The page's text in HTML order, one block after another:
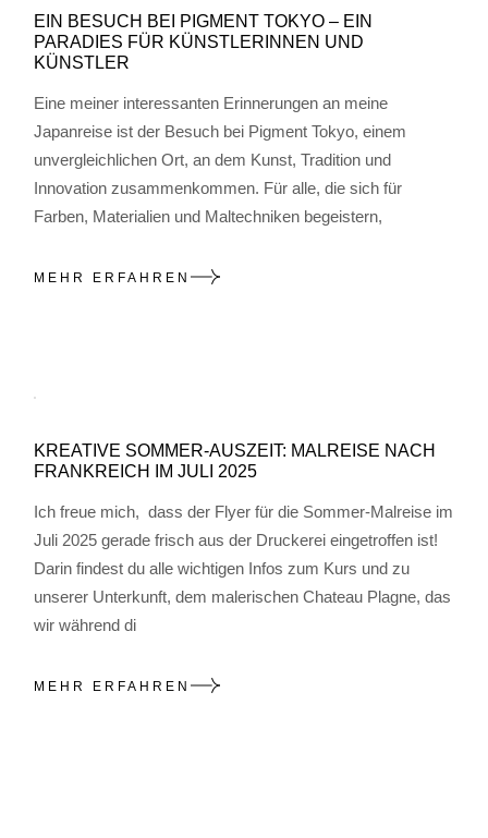
EIN BESUCH BEI PIGMENT TOKYO – EIN
PARADIES FÜR KÜNSTLERINNEN UND
KÜNSTLER
Eine meiner interessanten Erinnerungen an meine
Japanreise ist der Besuch bei Pigment Tokyo, einem
unvergleichlichen Ort, an dem Kunst, Tradition und
Innovation zusammenkommen. Für alle, die sich für
Farben, Materialien und Maltechniken begeistern,
MEHR ERFAHREN
KREATIVE SOMMER-AUSZEIT: MALREISE NACH
FRANKREICH IM JULI 2025
Ich freue mich, dass der Flyer für die Sommer-Malreise im
Juli 2025 gerade frisch aus der Druckerei eingetroffen ist!
Darin findest du alle wichtigen Infos zum Kurs und zu
unserer Unterkunft, dem malerischen Chateau Plagne, das
wir während di
MEHR ERFAHREN